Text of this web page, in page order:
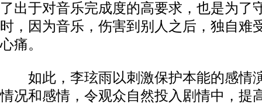
了出于对音乐完成度的高要求，也是为了
时，因为音乐，伤害到别人之后，独自难
心痛。
如此，李玹雨以刺激保护本能的感情
情况和感情，令观众自然投入剧情中，提